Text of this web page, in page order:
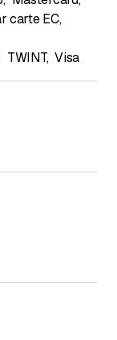
carte EC,
TWINT, Visa